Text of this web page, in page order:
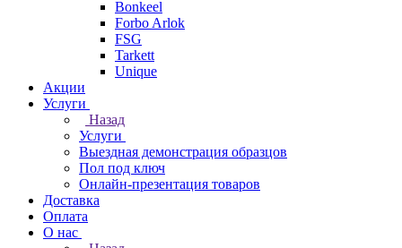
Bonkeel
Forbo Arlok
FSG
Tarkett
Unique
Акции
Услуги
Назад
Услуги
Выездная демонстрация образцов
Пол под ключ
Онлайн-презентация товаров
Доставка
Оплата
О нас